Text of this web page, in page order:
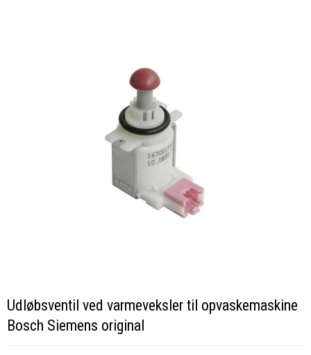
Udløbsventil ved varmeveksler til opvaskemaskine
Bosch Siemens original